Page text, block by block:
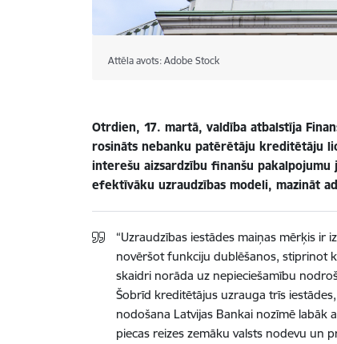
Attēla avots: Adobe Stock
Otrdien, 17. martā, valdība atbalstīja
rosināts nebanku patērētāju kreditētāju
interešu aizsardzību finanšu
efektīvāku uzraudzības modeli, mazināt
“Uzraudzības iestādes maiņas mērķis
novēršot funkciju dublēšanos, stiprinot
skaidri norāda uz nepieciešamību
Šobrīd kreditētājus uzrauga trīs
nodošana Latvijas Bankai nozīmē
piecas reizes zemāku valsts nodevu un